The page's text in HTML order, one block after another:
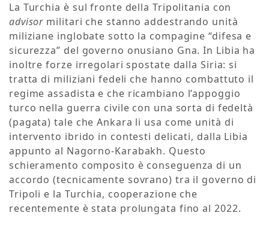
La Turchia è sul fronte della Tripolitania con
advisor militari che stanno addestrando unità
miliziane inglobate sotto la compagine “difesa e
sicurezza” del governo onusiano Gna. In Libia ha
inoltre forze irregolari spostate dalla Siria: si
tratta di miliziani fedeli che hanno combattuto il
regime assadista e che ricambiano l’appoggio
turco nella guerra civile con una sorta di fedeltà
(pagata) tale che Ankara li usa come unità di
intervento ibrido in contesti delicati, dalla Libia
appunto al Nagorno-Karabakh. Questo
schieramento composito è conseguenza di un
accordo (tecnicamente sovrano) tra il governo di
Tripoli e la Turchia, cooperazione che
recentemente è stata prolungata fino al 2022.